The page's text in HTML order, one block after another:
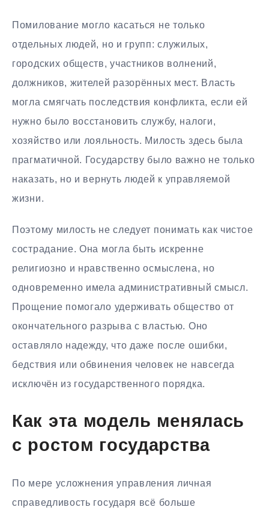
Помилование могло касаться не только
отдельных людей, но и групп: служилых,
городских обществ, участников волнений,
должников, жителей разорённых мест. Власть
могла смягчать последствия конфликта, если ей
нужно было восстановить службу, налоги,
хозяйство или лояльность. Милость здесь была
прагматичной. Государству было важно не только
наказать, но и вернуть людей к управляемой
жизни.
Поэтому милость не следует понимать как чистое
сострадание. Она могла быть искренне
религиозно и нравственно осмыслена, но
одновременно имела административный смысл.
Прощение помогало удерживать общество от
окончательного разрыва с властью. Оно
оставляло надежду, что даже после ошибки,
бедствия или обвинения человек не навсегда
исключён из государственного порядка.
Как эта модель менялась
с ростом государства
По мере усложнения управления личная
справедливость государя всё больше